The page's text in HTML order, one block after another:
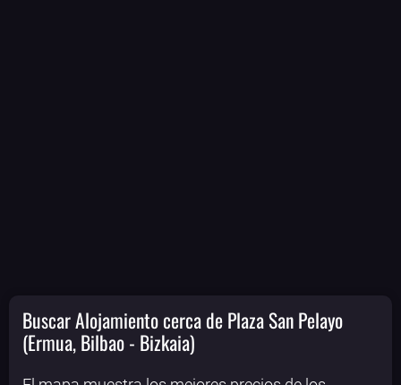
Buscar Alojamiento cerca de Plaza San Pelayo
(Ermua, Bilbao - Bizkaia)